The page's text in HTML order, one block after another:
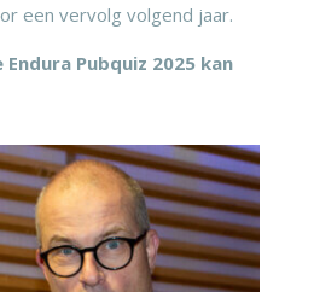
een vervolg volgend jaar.
Pubquiz 2025 kan